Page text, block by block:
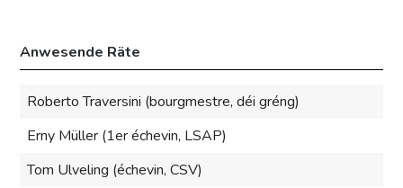
Anwesende Räte
Roberto Traversini (bourgmestre, déi gréng)
Erny Müller (1er échevin, LSAP)
Tom Ulveling (échevin, CSV)